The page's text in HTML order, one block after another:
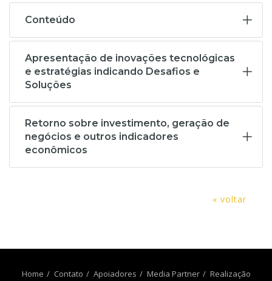
Conteúdo
Apresentação de inovações tecnológicas
e estratégias indicando Desafios e
Soluções
Retorno sobre investimento, geração de
negócios e outros indicadores
econômicos
« voltar
Home Contato Apoiadores Media Partner Realização